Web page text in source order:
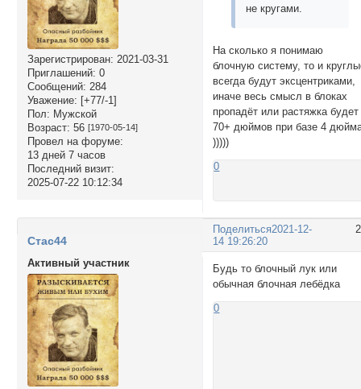
Зарегистрирован: 2021-03-31
Приглашений: 0
Сообщений: 284
Уважение: [+77/-1]
Пол: Мужской
Возраст: 56 [1970-05-14]
Провел на форуме:
13 дней 7 часов
Последний визит:
2025-07-22 10:12:34
не кругами.
На сколько я понимаю
блочную систему, то и
всегда будут эксцентриками,
иначе весь смысл в блоках
пропадёт или растяжка будет
70+ дюймов при базе 4
)))))
0
Поделиться2021-12-
14 19:26:20
Стас44
Активный участник
Будь то блочный лук или
обычная блочная лебёдка
0